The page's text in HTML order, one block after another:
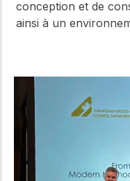
conception et de
ainsi à un